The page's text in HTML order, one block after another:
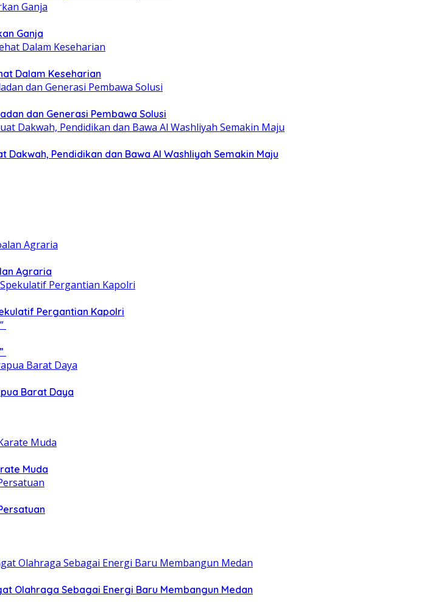
Ganja
Dalam Keseharian
dan Generasi Pembawa Solusi
Dakwah, Pendidikan dan Bawa Al Washliyah Semakin Maju
Agraria
Pergantian Kapolri
Barat Daya
Muda
Olahraga Sebagai Energi Baru Membangun Medan